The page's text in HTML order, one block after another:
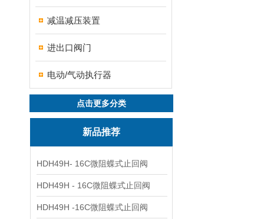
减温减压装置
进出口阀门
电动/气动执行器
点击更多分类
新品推荐
HDH49H- 16C微阻蝶式止回阀
HDH49H - 16C微阻蝶式止回阀
HDH49H -16C微阻蝶式止回阀